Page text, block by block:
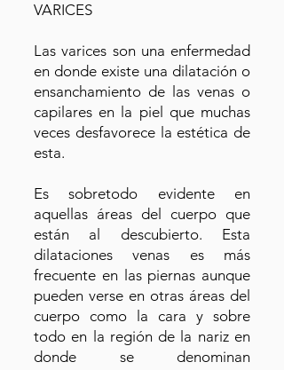
VARICES
Las varices son una enfermedad
en donde existe una dilatación o
ensanchamiento de las venas o
capilares en la piel que muchas
veces desfavorece la estética de
esta.
Es sobretodo evidente en
aquellas áreas del cuerpo que
están al descubierto. Esta
dilataciones venas es más
frecuente en las piernas aunque
pueden verse en otras áreas del
cuerpo como la cara y sobre
todo en la región de la nariz en
donde se denominan